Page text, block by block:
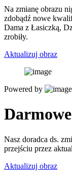
Na zmianę obrazu
zdobądź nowe
Dama z Łasiczką,
zrobiły.
Aktualizuj obraz
Powered by
Nasz doradca ds.
przejściu przez
Aktualizuj obraz